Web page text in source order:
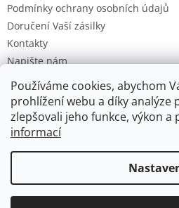
Používáme cookies, abychom
prohlížení webu a díky analýze
zlepšovali jeho funkce, výkon a
informací
Podmínky ochrany osobních údajů
Doručení Vaší zásilky
Kontakty
Napište nám
Hodnocení obchodu
Moje objednávka
Copyright 2026Hračková lhota.